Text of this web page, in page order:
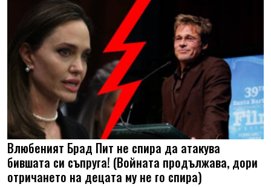
Влюбеният Брад Пит не спира да атакува
бившата си съпруга! (Войната продължава, дори
отричането на децата му не го спира)